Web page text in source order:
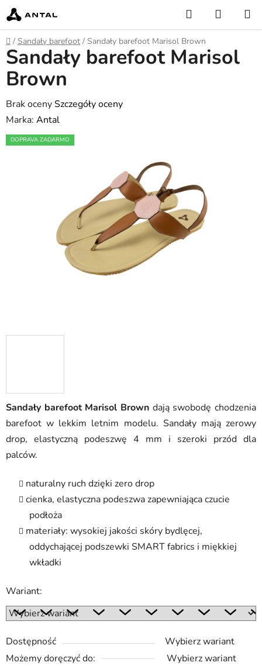
Przejść
do
treści
Szukaj
Home
/ Sandały barefoot / Sandały barefoot Marisol Brown
Sandały barefoot Marisol Brown dają swobodę chodzenia
barefoot w lekkim letnim modelu. Sandały mają zerowy
drop, elastyczną podeszwę 4 mm i szeroki przód dla
palców.
naturalny ruch dzięki zero drop
cienka, elastyczna podeszwa zapewniająca czucie
podłoża
materiały: wysokiej jakości skóry bydlęcej,
oddychającej podszewki SMART fabrics i miękkiej
wkładki
Wariant:
Dostępność
Wybierz wariant
Możemy doręczyć do:
Wybierz wariant
Sandały barefoot Marisol
Brown
Średnia
ocena
produktu
Brak ocenySzczegóły oceny
Marka: Antal
DOPRAVA ZADARMO